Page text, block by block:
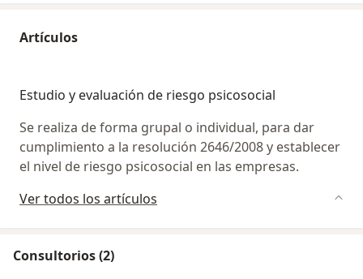
Artículos
Estudio y evaluación de riesgo psicosocial
Se realiza de forma grupal o individual, para dar
cumplimiento a la resolución 2646/2008 y establecer
el nivel de riesgo psicosocial en las empresas.
Ver todos los artículos
Consultorios (2)